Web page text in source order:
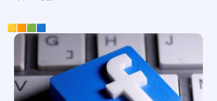
🟨🟧🟩🟦